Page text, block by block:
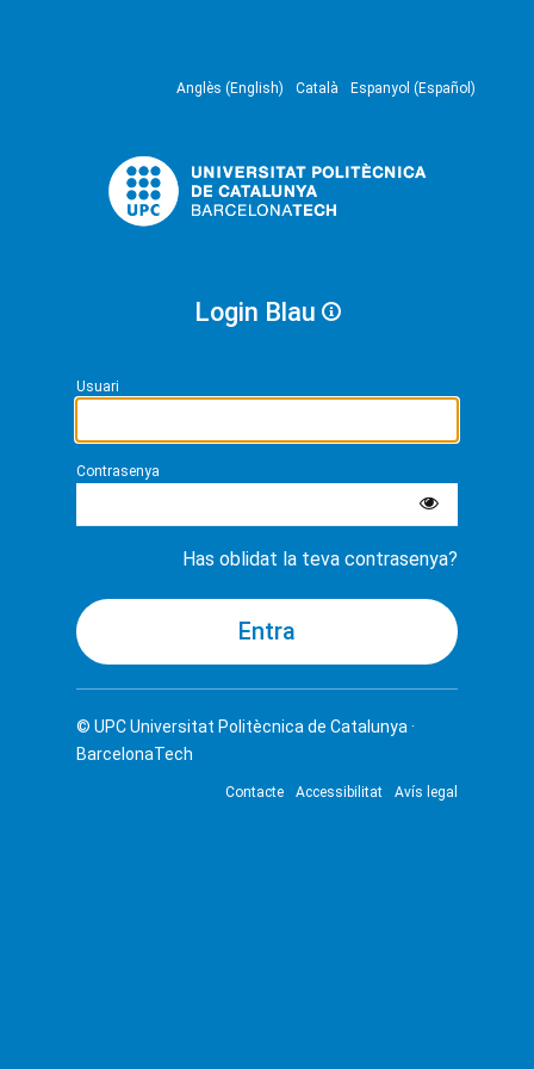
Anglès (English) Català Espanyol (Español)
Login Blau
Usuari
Contrasenya
Has oblidat la teva contrasenya?
© UPCUniversitat Politècnica de Catalunya ·
BarcelonaTech
Contacte Accessibilitat Avís legal